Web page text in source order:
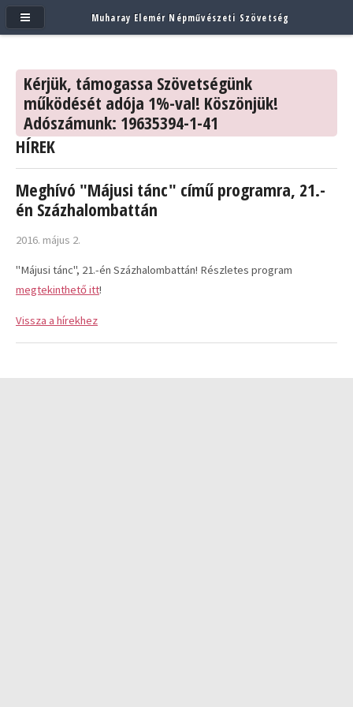
Kérjük, támogassa Szövetségünk
működését adója 1%-val! Köszönjük!
Adószámunk: 19635394-1-41
HÍREK
Meghívó "Májusi tánc" című programra, 21.-
én Százhalombattán
2016. május 2.
"Májusi tánc", 21.-én Százhalombattán! Részletes program
megtekinthető itt!
Vissza a hírekhez
Muharay Elemér Népművészeti Szövetség